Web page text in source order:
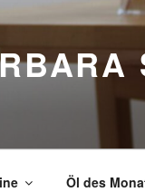
Öl des